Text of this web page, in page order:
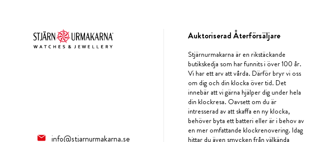
info@stjarnurmakarna.se
Auktoriserad Återförsäljare
Stjärnurmakarna är en rikstäckande
butikskedja som har funnits i över 100 år.
Vi har ett arv att vårda. Därför bryr vi oss
om dig och din klocka över tid. Det
innebär att vi gärna hjälper dig under hela
din klockresa. Oavsett om du är
intresserad av att skaffa en ny klocka,
behöver byta ett batteri eller är i behov av
en mer omfattande klockrenovering. Idag
hittar du även smycken från välkända